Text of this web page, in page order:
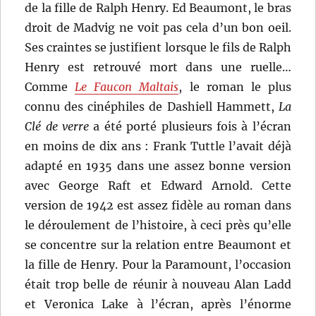
de la fille de Ralph Henry. Ed Beaumont, le bras
droit de Madvig ne voit pas cela d’un bon oeil.
Ses craintes se justifient lorsque le fils de Ralph
Henry est retrouvé mort dans une ruelle…
CommeLe Faucon Maltais, le roman le plus
connu des cinéphiles de Dashiell Hammett, La
Clé de verre a été porté plusieurs fois à l’écran
en moins de dix ans : Frank Tuttle l’avait déjà
adapté en 1935 dans une assez bonne version
avec George Raft et Edward Arnold. Cette
version de 1942 est assez fidèle au roman dans
le déroulement de l’histoire, à ceci près qu’elle
se concentre sur la relation entre Beaumont et
la fille de Henry. Pour la Paramount, l’occasion
était trop belle de réunir à nouveau Alan Ladd
et Veronica Lake à l’écran, après l’énorme